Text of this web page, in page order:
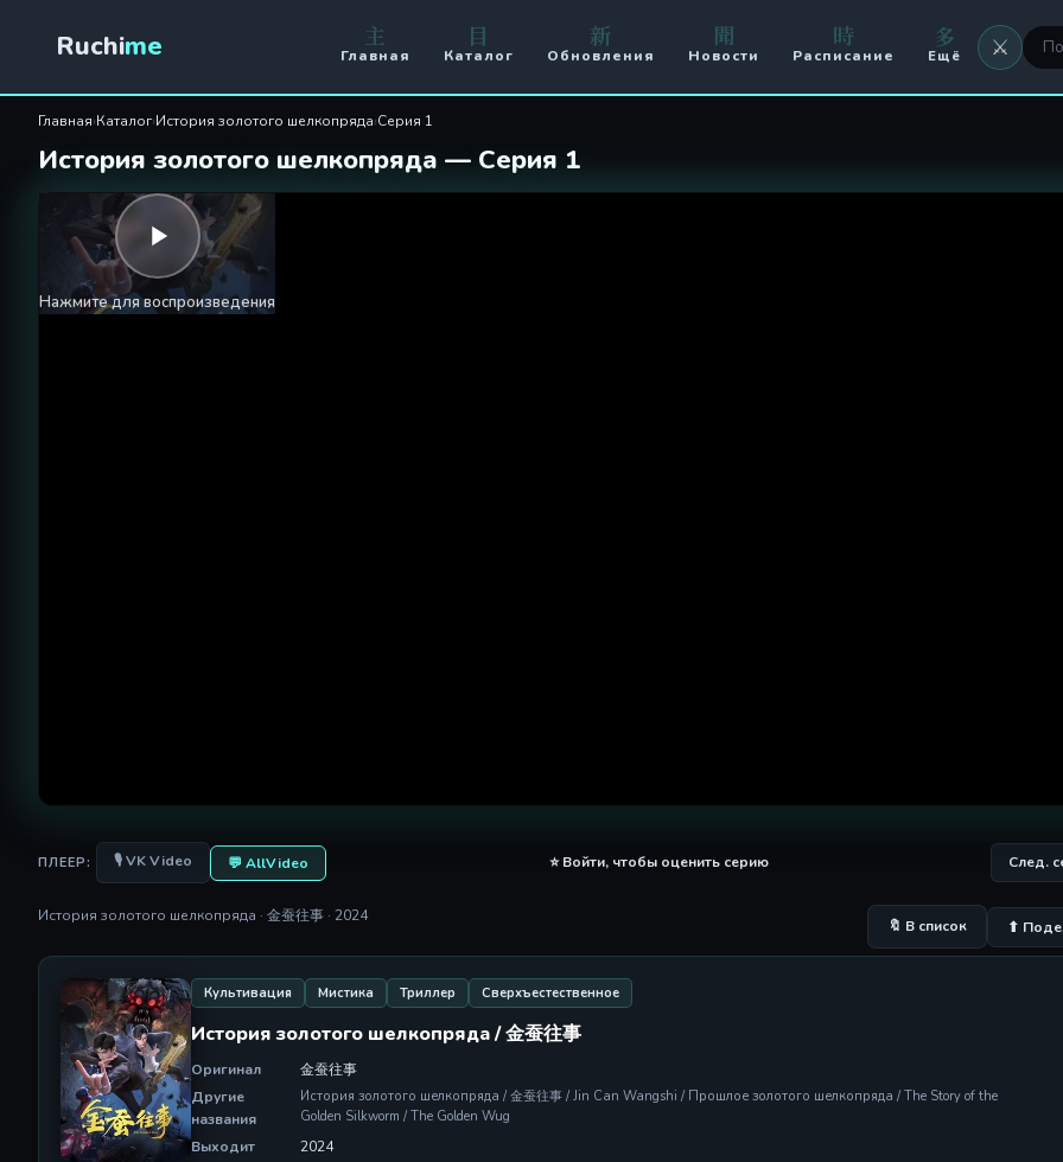
История золотого шелкопряда — Серия 1
Ruchime 主
Главная
目
Каталог
新
Обновления
聞
Новости
時
Расписание
多
Ещё ⚔️
⚔️ Оружие
🏟️ Арена
Главная›Каталог›История золотого шелкопряда›Серия 1
История золотого шелкопряда — Серия 1
Нажмите для воспроизведения
ПЛЕЕР: 🎙 VK Video 💬 AllVideo ⭐ Войти, чтобы оценить серию След.
История золотого шелкопряда · 金蚕往事 · 2024
🔖 В список ⬆
Культивация Мистика Триллер Сверхъестественное
История золотого шелкопряда / 金蚕往事
Оригинал
金蚕往事
Другие
названия
История золотого шелкопряда / 金蚕往事 / Jin Can Wangshi / Прошлое золотого шелкопряда / The Story of the
Golden Silkworm / The Golden Wug
Выходит
2024